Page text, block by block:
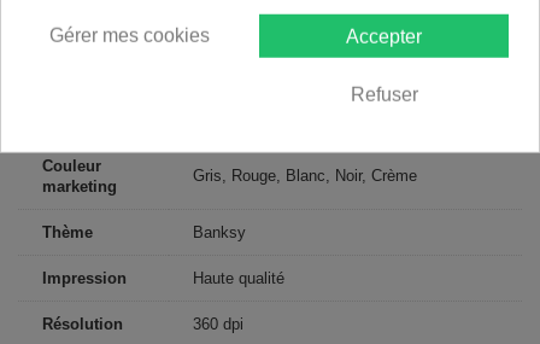
Couleur
marketing
Gris, Rouge, Blanc, Noir, Crème
Thème Banksy
Impression Haute qualité
Résolution 360 dpi
Accepter
Refuser
Gérer mes cookies